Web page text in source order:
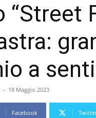
“Street
a
- 18 Maggio 2023
Facebook